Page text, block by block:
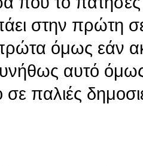
στην πρώτη
όμως εάν
αυτό όμως
σε παλιές